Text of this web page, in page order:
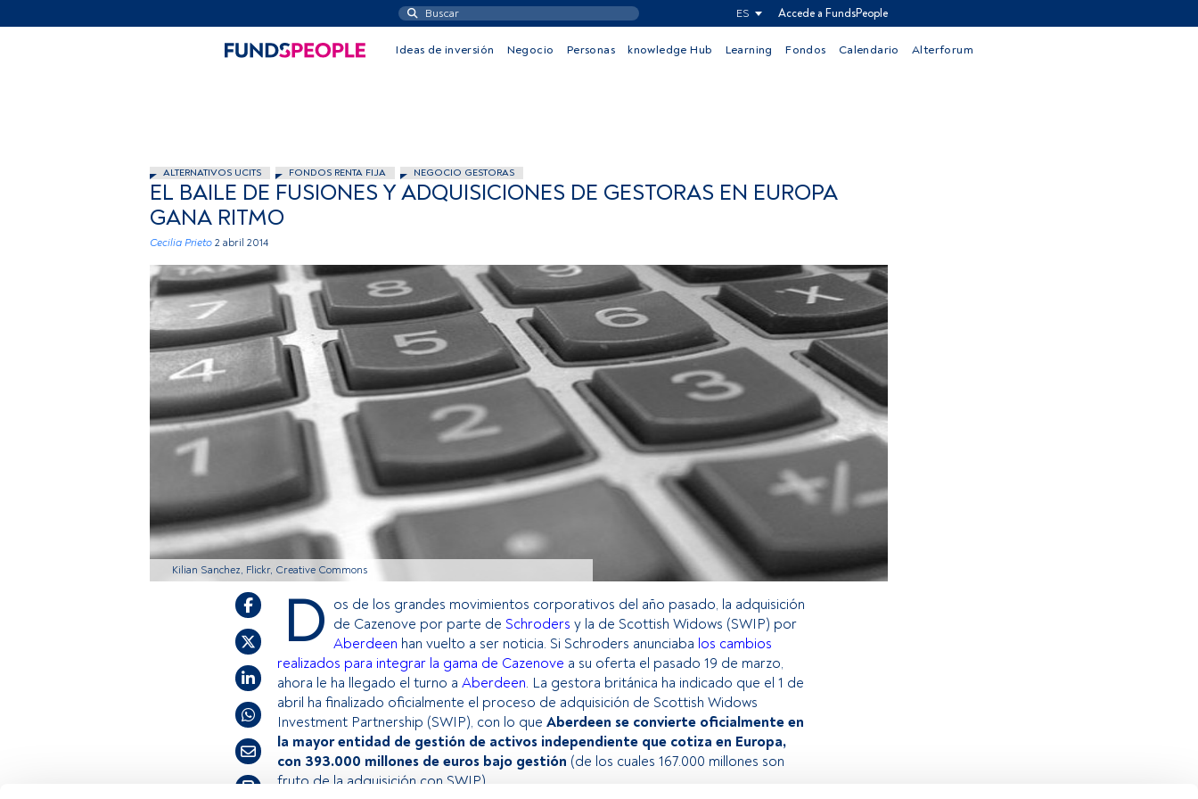
ES Accede a FundsPeople
Ideas de inversión Negocio Personas knowledge Hub Learning Fondos Calendario Alterforum
ALTERNATIVOS UCITS FONDOS RENTA FIJA NEGOCIO GESTORAS
EL BAILE DE FUSIONES Y ADQUISICIONES DE GESTORAS EN EUROPA
GANA RITMO
Cecilia Prieto 2 abril 2014
Kilian Sanchez, Flickr, Creative Commons
D os de los grandes movimientos corporativos del año pasado, la adquisición
de Cazenove por parte de Schroders y la de Scottish Widows (SWIP) por
Aberdeen han vuelto a ser noticia. Si Schroders anunciaba los cambios
realizados para integrar la gama de Cazenove a su oferta el pasado 19 de marzo,
ahora le ha llegado el turno a Aberdeen. La gestora británica ha indicado que el 1 de
abril ha finalizado oficialmente el proceso de adquisición de Scottish Widows
Investment Partnership (SWIP), con lo que Aberdeen se convierte oficialmente en
la mayor entidad de gestión de activos independiente que cotiza en Europa,
con 393.000 millones de euros bajo gestión (de los cuales 167.000 millones son
fruto de la adquisición con SWIP).